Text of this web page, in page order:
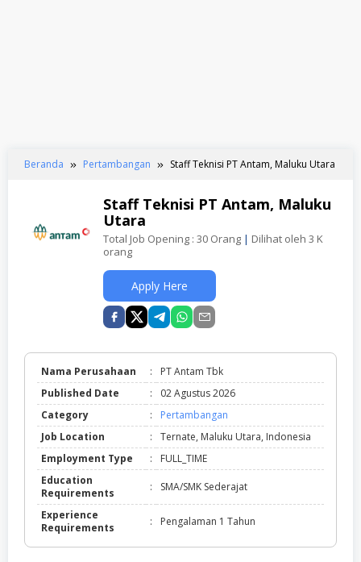
Beranda Pertambangan Staff Teknisi PT Antam, Maluku Utara
Staff Teknisi PT Antam, Maluku
Utara
Total Job Opening : 30 Orang | Dilihat oleh 3 K
orang
Apply Here
Nama Perusahaan :
PT Antam Tbk
Published Date
:
02 Agustus 2026
Category
:
Pertambangan
Job Location
:
Ternate, Maluku Utara, Indonesia
Employment Type
:
FULL_TIME
Education
Requirements
: SMA/SMK Sederajat
Experience
Requirements
: Pengalaman 1 Tahun